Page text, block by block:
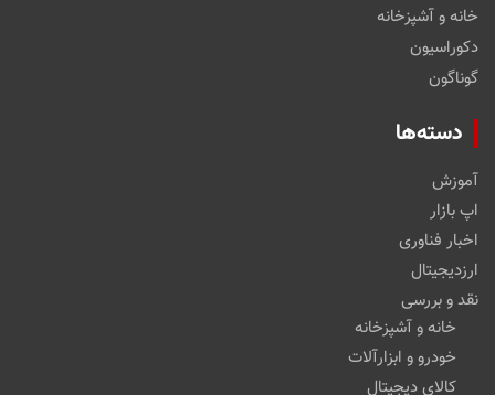
خانه و آشپزخانه
دکوراسیون
گوناگون
دسته‌ها
آموزش
اپ بازار
اخبار فناوری
ارزدیجیتال
نقد و بررسی
خانه و آشپزخانه
خودرو و ابزارآلات
کالای دیجیتال